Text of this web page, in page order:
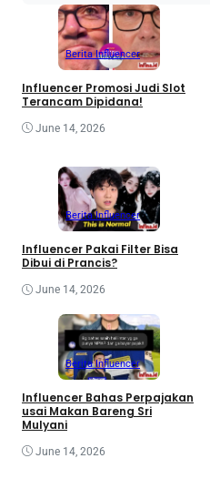
Berita Influencer
Influencer Promosi Judi Slot
Terancam Dipidana!
June 14, 2026
Berita Influencer
Influencer Pakai Filter Bisa
Dibui di Prancis?
June 14, 2026
Berita Influencer
Influencer Bahas Perpajakan
usai Makan Bareng Sri
Mulyani
June 14, 2026